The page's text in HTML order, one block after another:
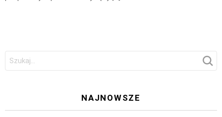
Szukaj:
NAJNOWSZE